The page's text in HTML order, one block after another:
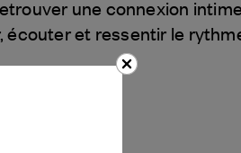
une connexion
et ressentir le